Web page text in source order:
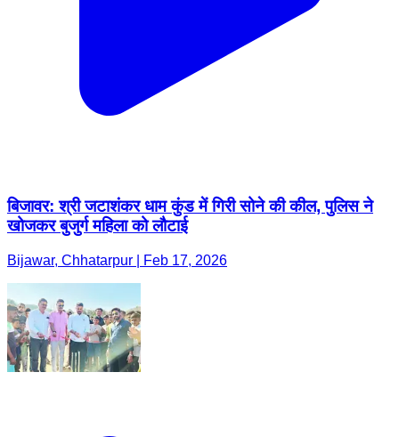
बिजावर: श्री जटाशंकर धाम कुंड में गिरी सोने की कील, पुलिस ने
खोजकर बुजुर्ग महिला को लौटाई
Bijawar, Chhatarpur | Feb 17, 2026